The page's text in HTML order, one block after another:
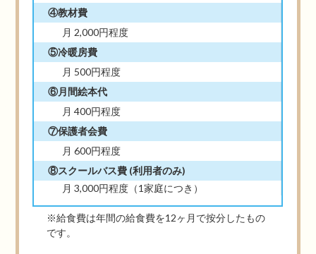
④教材費
月 2,000円程度
⑤冷暖房費
月 500円程度
⑥月間絵本代
月 400円程度
⑦保護者会費
月 600円程度
⑧スクールバス費 (利用者のみ)
月 3,000円程度（1家庭につき）
※給食費は年間の給食費を12ヶ月で按分したもの
です。